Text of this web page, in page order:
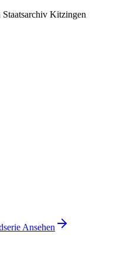
Staatsarchiv Kitzingen
Ansehen